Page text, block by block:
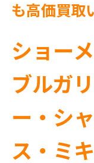
も高価買取
ショー
ブルガ
ー・シ
ス・ミ